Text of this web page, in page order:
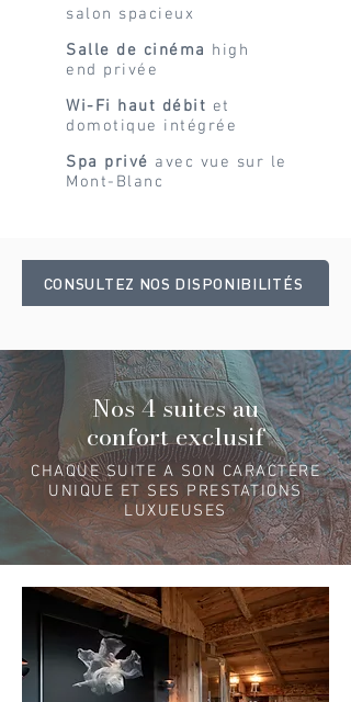
salon spacieux
Salle de cinéma high
end privée
Wi-Fi haut débit et
domotique intégrée
Spa privé avec vue sur le
Mont-Blanc
CONSULTEZ NOS DISPONIBILITÉS
Nos 4 suites au
confort exclusif
CHAQUE SUITE A SON CARACTÈRE
UNIQUE ET SES PRESTATIONS
LUXUEUSES